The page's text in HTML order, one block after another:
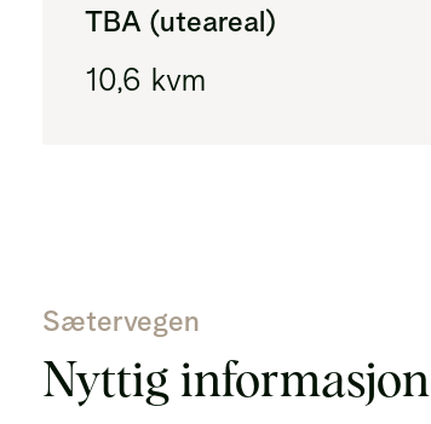
TBA (uteareal)
10,6 kvm
Sætervegen
Nyttig informasjon